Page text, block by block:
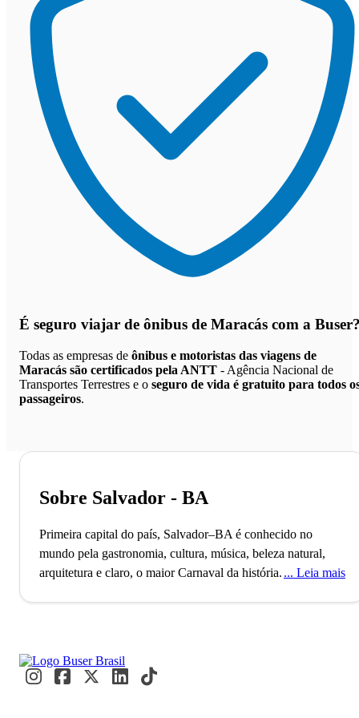
É seguro viajar de ônibus de Maracás com a
Todas as empresas de ônibus e motoristas das viagens de
Maracás são certificados pela ANTT - Agência Nacional de
Transportes Terrestres e o seguro de vida é gratuito para todos
passageiros.
Sobre Salvador - BA
Primeira capital do país, Salvador–BA é conhecido no
mundo pela gastronomia, cultura, música, beleza natural,
arquitetura e claro, o maior Carnaval da história. A cidade de
fundado no ano de 1549 e foi a primeira capital brasileira, é
o mais populoso do Nordeste e o terceiro maior do Brasil.
Leia mais